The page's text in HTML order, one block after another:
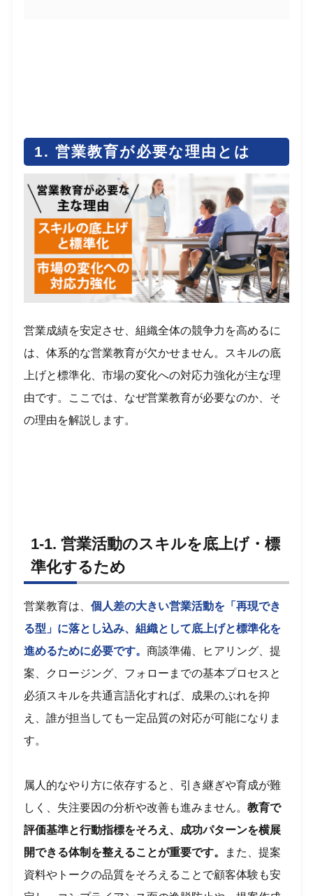
1. 営業教育が必要な理由とは
営業成績を安定させ、組織全体の競争力を高めるに
は、体系的な営業教育が欠かせません。スキルの底
上げと標準化、市場の変化への対応力強化が主な理
由です。ここでは、なぜ営業教育が必要なのか、そ
の理由を解説します。
1-1. 営業活動のスキルを底上げ・標
準化するため
営業教育は、個人差の大きい営業活動を「再現でき
る型」に落とし込み、組織として底上げと標準化を
進めるために必要です。 商談準備、ヒアリング、提
案、クロージング、フォローまでの基本プロセスと
必須スキルを共通言語化すれば、成果のぶれを抑
え、誰が担当しても一定品質の対応が可能になりま
す。
属人的なやり方に依存すると、引き継ぎや育成が難
しく、失注要因の分析や改善も進みません。教育で
評価基準と行動指標をそろえ、成功パターンを横展
開できる体制を整えることが重要です。
また、提案
資料やトークの品質をそろえることで顧客体験も安